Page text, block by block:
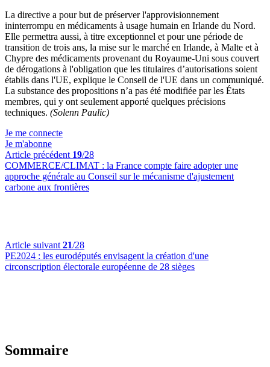
La directive a pour but de préserver l'approvisionnement
ininterrompu en médicaments à usage humain en Irlande du Nord.
Elle permettra aussi, à titre exceptionnel et pour une période de
transition de trois ans, la mise sur le marché en Irlande, à Malte et à
Chypre des médicaments provenant du Royaume-Uni sous couvert
de dérogations à l'obligation que les titulaires d’autorisations soient
établis dans l'UE, explique le Conseil de l'UE dans un communiqué.
La substance des propositions n’a pas été modifiée par les États
membres, qui y ont seulement apporté quelques précisions
techniques. (Solenn Paulic)
Je me connecte
Je m'abonne
Article précédent 19/28
COMMERCE/CLIMAT : la France compte faire adopter une
approche générale au Conseil sur le mécanisme d'ajustement
carbone aux frontières
Article suivant 21/28
PE2024 : les eurodéputés envisagent la création d'une
circonscription électorale européenne de 28 sièges
Sommaire